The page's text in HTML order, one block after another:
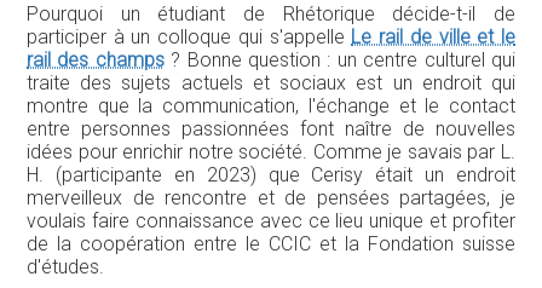
Pourquoi un étudiant de Rhétorique décide-t-il de
participer à un colloque qui s'appelle Le rail de ville et le
rail des champs? Bonne question : un centre culturel qui
traite des sujets actuels et sociaux est un endroit qui
montre que la communication, l'échange et le contact
entre personnes passionnées font naître de nouvelles
idées pour enrichir notre société. Comme je savais par L.
H. (participante en 2023) que Cerisy était un endroit
merveilleux de rencontre et de pensées partagées, je
voulais faire connaissance avec ce lieu unique et profiter
de la coopération entre le CCIC et la Fondation suisse
d'études.